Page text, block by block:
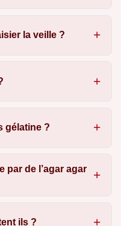
la veille ?
gélatine ?
par de l’agar agar
ils ?